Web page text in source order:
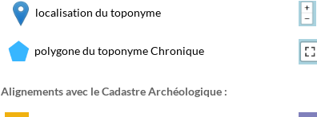
localisation du toponyme
polygone du toponyme Chronique
Alignements avec le Cadastre Archéologique :